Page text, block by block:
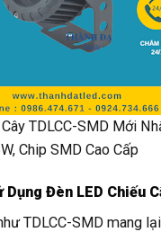
TDLCC-SMD Mới
Chip SMD Cao Cấp
Dụng Đèn LED Chiếu
TDLCC-SMD mang